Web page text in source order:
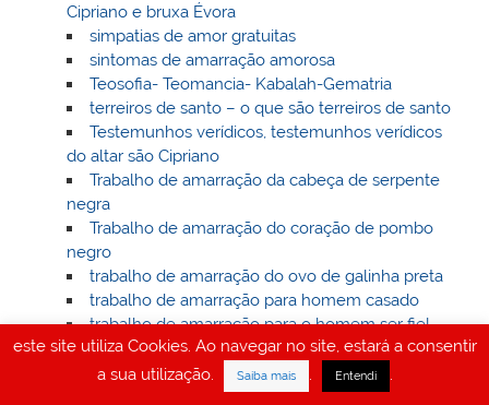
Cipriano e bruxa Évora
simpatias de amor gratuitas
sintomas de amarração amorosa
Teosofia- Teomancia- Kabalah-Gematria
terreiros de santo – o que são terreiros de santo
Testemunhos verídicos, testemunhos verídicos
do altar são Cipriano
Trabalho de amarração da cabeça de serpente
negra
Trabalho de amarração do coração de pombo
negro
trabalho de amarração do ovo de galinha preta
trabalho de amarração para homem casado
trabalho de amarração para o homem ser fiel
trabalho de amarração para ter marido e amante
trabalho de bruxaria, tudo sobre trabalhos de
este site utiliza Cookies. Ao navegar no site, estará a consentir
a sua utilização.
Saiba mais . Entendi .